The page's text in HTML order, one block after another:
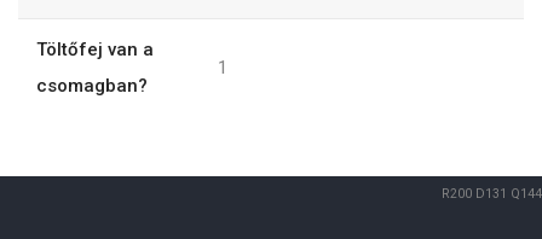
Töltőfej van a
csomagban?
1
R200 D131 Q144